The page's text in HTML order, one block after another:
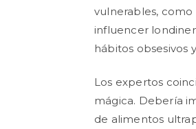
vulnerables, como
influencer
hábitos obsesivos
Los expertos
mágica. Debería
de alimentos